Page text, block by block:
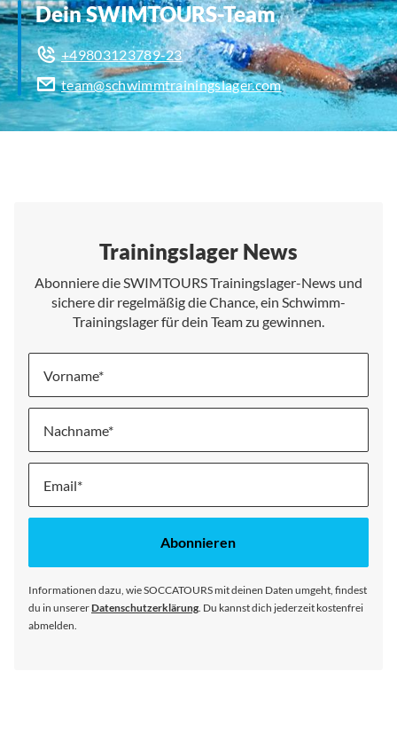
Dein SWIMTOURS-Team
+49803123789-23
team@schwimmtrainingslager.com
Trainingslager News
Abonniere die SWIMTOURS Trainingslager-News und
sichere dir regelmäßig die Chance, ein Schwimm-
Trainingslager für dein Team zu gewinnen.
Vorname
Nachname
Melde
für
Abonnieren
Informationen dazu, wie SOCCATOURS mit deinen Daten umgeht, findest
du in unsererDatenschutzerklärung. Du kannst dich jederzeit kostenfrei
abmelden.